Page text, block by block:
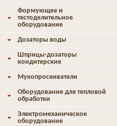
Формующее и
тестоделительное
оборудование
Дозаторы воды
Шприцы-дозаторы
кондитерские
Мукопросеиватели
Оборудование для тепловой
обработки
Электромеханическое
оборудование